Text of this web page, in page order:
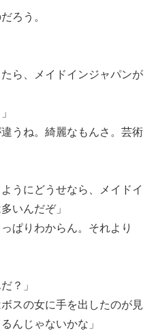
ろう。
ら、メイドインジャパンが
うね。綺麗なもんさ。芸術
うにどうせなら、メイドイ
いんだぞ」
ぱりわからん。それより
？」
スの女に手を出したのが見
んじゃないかな」